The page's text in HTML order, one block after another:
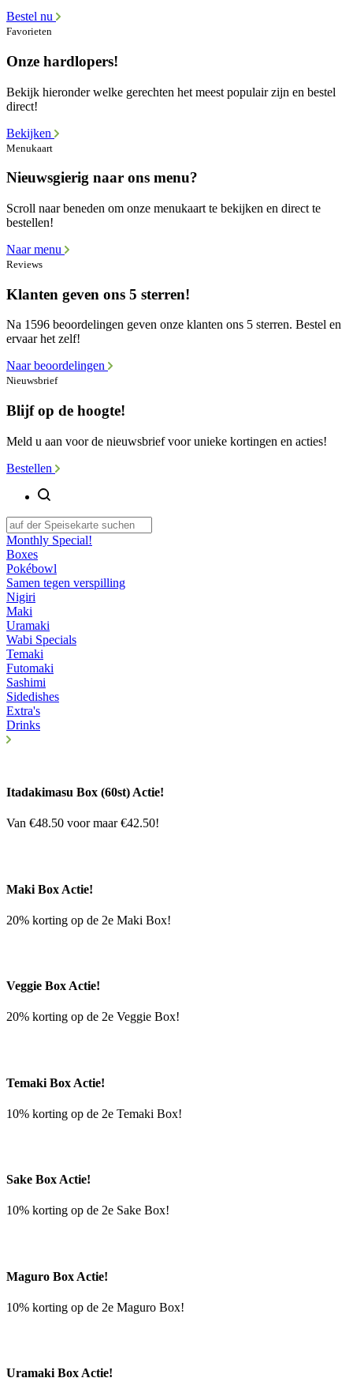
Bestel nu
Favorieten
Onze hardlopers!
Bekijk hieronder welke gerechten het meest populair zijn en bestel
direct!
Bekijken
Menukaart
Nieuwsgierig naar ons menu?
Scroll naar beneden om onze menukaart te bekijken en direct te
bestellen!
Naar menu
Reviews
Klanten geven ons 5 sterren!
Na 1596 beoordelingen geven onze klanten ons 5 sterren. Bestel en
ervaar het zelf!
Naar beoordelingen
Nieuwsbrief
Blijf op de hoogte!
Meld u aan voor de nieuwsbrief voor unieke kortingen en acties!
Bestellen
Monthly Special!
Boxes
Pokébowl
Samen tegen verspilling
Nigiri
Maki
Uramaki
Wabi Specials
Temaki
Futomaki
Sashimi
Sidedishes
Extra's
Drinks
Itadakimasu Box (60st) Actie!
Van €48.50 voor maar €42.50!
Maki Box Actie!
20% korting op de 2e Maki Box!
Veggie Box Actie!
20% korting op de 2e Veggie Box!
Temaki Box Actie!
10% korting op de 2e Temaki Box!
Sake Box Actie!
10% korting op de 2e Sake Box!
Maguro Box Actie!
10% korting op de 2e Maguro Box!
Uramaki Box Actie!